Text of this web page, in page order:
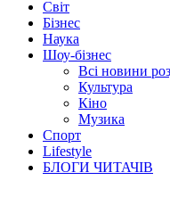
Світ
Бізнес
Наука
Шоу-бізнес
Всі новини
Культура
Кіно
Музика
Спорт
Lifestyle
БЛОГИ ЧИТАЧІВ